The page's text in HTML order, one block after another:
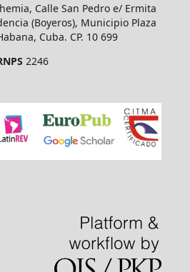
Calle San Pedro e/ Ermita
(Boyeros), Municipio Plaza
Cuba. CP. 10 699
2246